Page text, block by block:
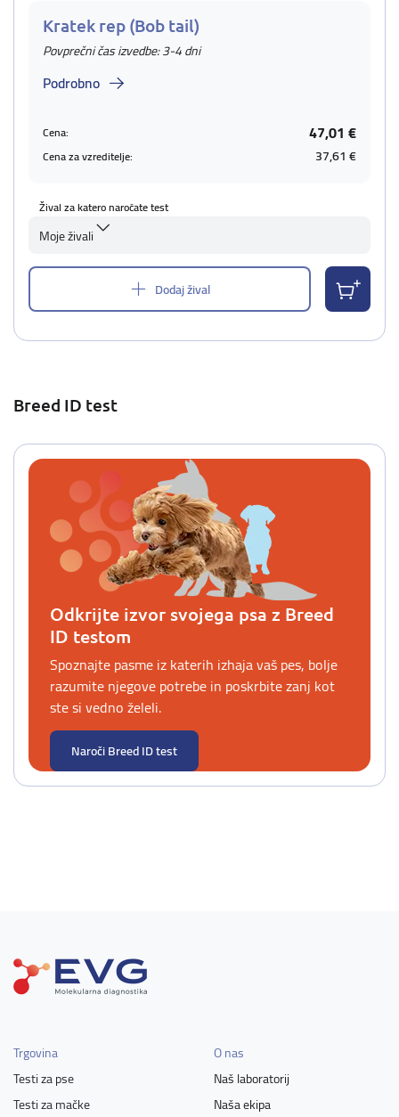
Kratek rep (Bob tail)
Povprečni čas izvedbe: 3-4 dni
Podrobno
Cena: 47,01 €
Cena za vzreditelje: 37,61 €
Žival za katero naročate test
Moje živali
Dodaj žival
Breed ID test
Odkrijte izvor svojega psa z Breed
ID testom
Spoznajte pasme iz katerih izhaja vaš pes, bolje
razumite njegove potrebe in poskrbite zanj kot
ste si vedno želeli.
Naroči Breed ID test
Trgovina
Testi za pse
Testi za mačke
O nas
Naš laboratorij
Naša ekipa